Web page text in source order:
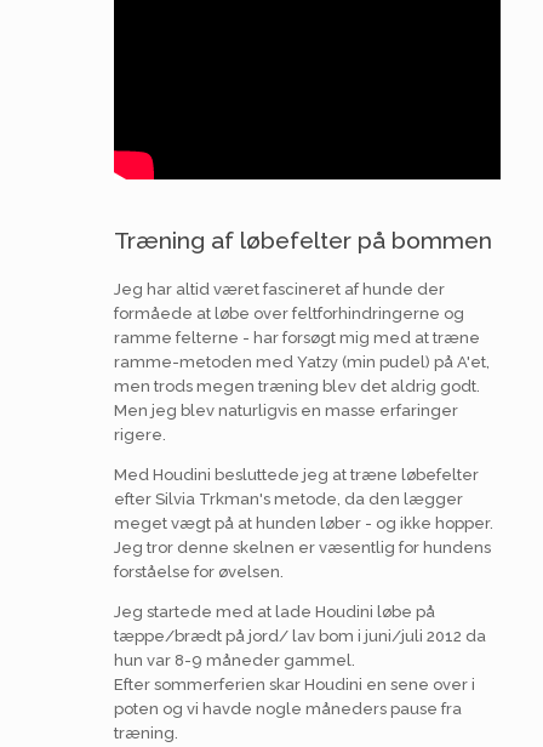
Træning af løbefelter på bommen
Jeg har altid været fascineret af hunde der
formåede at løbe over feltforhindringerne og
ramme felterne - har forsøgt mig med at træne
ramme-metoden med Yatzy (min pudel) på A'et,
men trods megen træning blev det aldrig godt.
Men jeg blev naturligvis en masse erfaringer
rigere.
Med Houdini besluttede jeg at træne løbefelter
efter Silvia Trkman's metode, da den lægger
meget vægt på at hunden løber - og ikke hopper.
Jeg tror denne skelnen er væsentlig for hundens
forståelse for øvelsen.
Jeg startede med at lade Houdini løbe på
tæppe/brædt på jord/ lav bom i juni/juli 2012 da
hun var 8-9 måneder gammel.
Efter sommerferien skar Houdini en sene over i
poten og vi havde nogle måneders pause fra
træning.